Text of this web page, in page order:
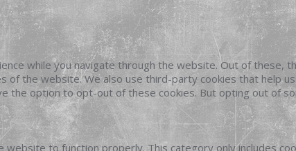
while you navigate through the website. Out of
of the website. We also use third-party cookies that help
the option to opt-out of these cookies. But opting out of
to function properly. This category only includes